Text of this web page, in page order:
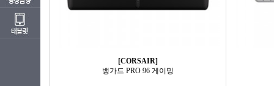
[CORSAIR]
뱅가드 PRO 96 게이밍